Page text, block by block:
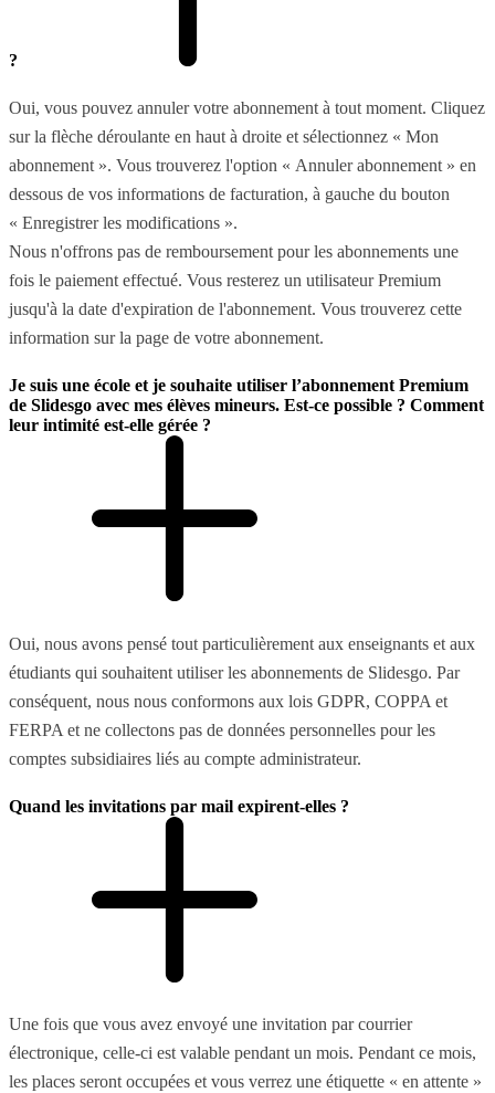
?
Oui, vous pouvez annuler votre abonnement à tout moment. Cliquez
sur la flèche déroulante en haut à droite et sélectionnez « Mon
abonnement ». Vous trouverez l'option « Annuler abonnement » en
dessous de vos informations de facturation, à gauche du bouton
« Enregistrer les modifications ».
Nous n'offrons pas de remboursement pour les abonnements une
fois le paiement effectué. Vous resterez un utilisateur Premium
jusqu'à la date d'expiration de l'abonnement. Vous trouverez cette
information sur la page de votre abonnement.
Je suis une école et je souhaite utiliser l’abonnement Premium
de Slidesgo avec mes élèves mineurs. Est-ce possible ? Comment
leur intimité est-elle gérée ?
Oui, nous avons pensé tout particulièrement aux enseignants et aux
étudiants qui souhaitent utiliser les abonnements de Slidesgo. Par
conséquent, nous nous conformons aux lois GDPR, COPPA et
FERPA et ne collectons pas de données personnelles pour les
comptes subsidiaires liés au compte administrateur.
Quand les invitations par mail expirent-elles ?
Une fois que vous avez envoyé une invitation par courrier
électronique, celle-ci est valable pendant un mois. Pendant ce mois,
les places seront occupées et vous verrez une étiquette « en attente »